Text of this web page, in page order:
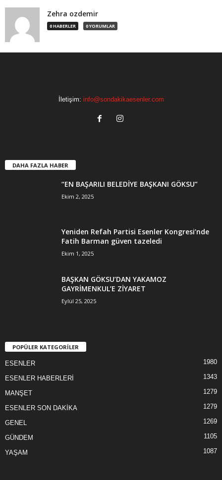
Zehra ozdemir
0 HABERLER 0 YORUMLAR
İletişim: info@sondakikaesenler.com
DAHA FAZLA HABER
“EN BAŞARILI BELEDİYE BAŞKANI GÖKSU”
Ekim 2, 2025
Yeniden Refah Partisi Esenler Kongresi’nde
Fatih Barman güven tazeledi
Ekim 1, 2025
BAŞKAN GÖKSU’DAN YAKAMOZ
GAYRİMENKUL’E ZİYARET
Eylül 25, 2025
POPÜLER KATEGORİLER
ESENLER 1980
ESENLER HABERLERİ 1343
MANŞET 1279
ESENLER SON DAKİKA 1279
GENEL 1269
GÜNDEM 1105
YAŞAM 1087